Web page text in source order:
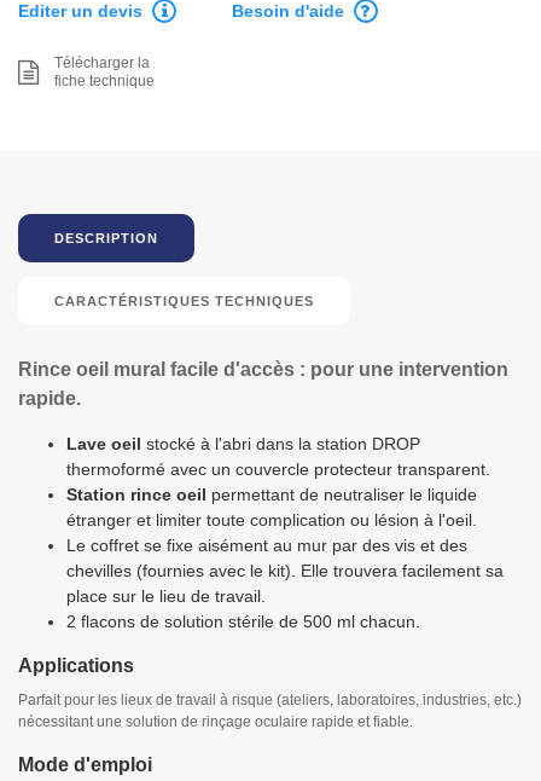
Editer un devis Besoin d'aide
Télécharger la
fiche technique
DESCRIPTION
CARACTÉRISTIQUES TECHNIQUES
Rince oeil mural facile d'accès : pour une intervention
rapide.
Lave oeil stocké à l'abri dans la station DROP
thermoformé avec un couvercle protecteur transparent.
Station rince oeil permettant de neutraliser le liquide
étranger et limiter toute complication ou lésion à l'oeil.
Le coffret se fixe aisément au mur par des vis et des
chevilles (fournies avec le kit). Elle trouvera facilement sa
place sur le lieu de travail.
2 flacons de solution stérile de 500 ml chacun.
Applications
Parfait pour les lieux de travail à risque (ateliers, laboratoires, industries, etc.)
nécessitant une solution de rinçage oculaire rapide et fiable.
Mode d'emploi